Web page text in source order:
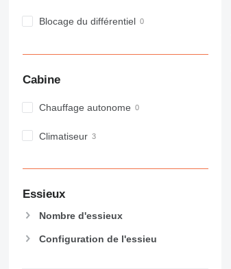
Blocage du différentiel
Cabine
Chauffage autonome
Climatiseur
Essieux
Nombre d'essieux
Configuration de l'essieu